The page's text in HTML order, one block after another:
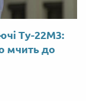
Ту-22М3:
мчить до